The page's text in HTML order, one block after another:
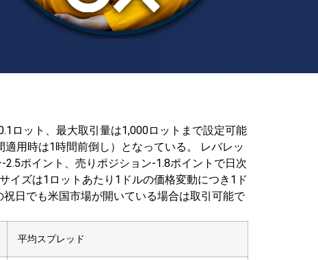
ロット、最大取引量は1,000ロットまで設定可能
用時は1時間前倒し）となっている。
レバレッ
ポイント、売りポジション-1.8ポイントで日次
イズは1ロットあたり1ドルの価格変動につき1ド
日でも米国市場が開いている場合は取引可能で
平均スプレッド